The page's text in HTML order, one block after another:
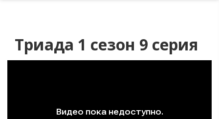
Триада 1 сезон 9 серия